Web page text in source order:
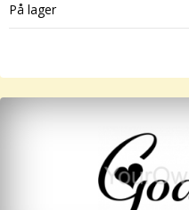
På lager